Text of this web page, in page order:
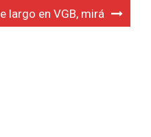
largo en VGB, mirá